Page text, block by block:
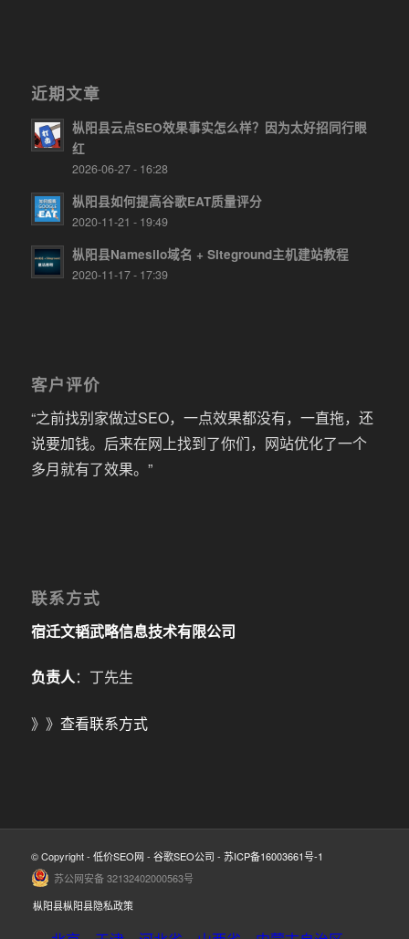
近期文章
枞阳县云点SEO效果事实怎么样？因为太好招同行眼
红
2026-06-27 - 16:28
枞阳县如何提高谷歌EAT质量评分
2020-11-21 - 19:49
枞阳县Namesilo域名 + Siteground主机建站教程
2020-11-17 - 17:39
客户评价
“之前找别家做过SEO，一点效果都没有，一直拖，还
说要加钱。后来在网上找到了你们，网站优化了一个
多月就有了效果。”
联系方式
宿迁文韬武略信息技术有限公司
负责人：丁先生
》》 查看联系方式
© Copyright - 低价SEO网 - 谷歌SEO公司 - 苏ICP备16003661号-1
苏公网安备 32132402000563号
枞阳县枞阳县隐私政策